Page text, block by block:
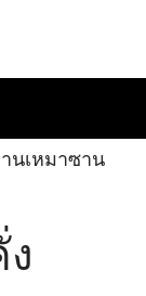
นเหมาซาน